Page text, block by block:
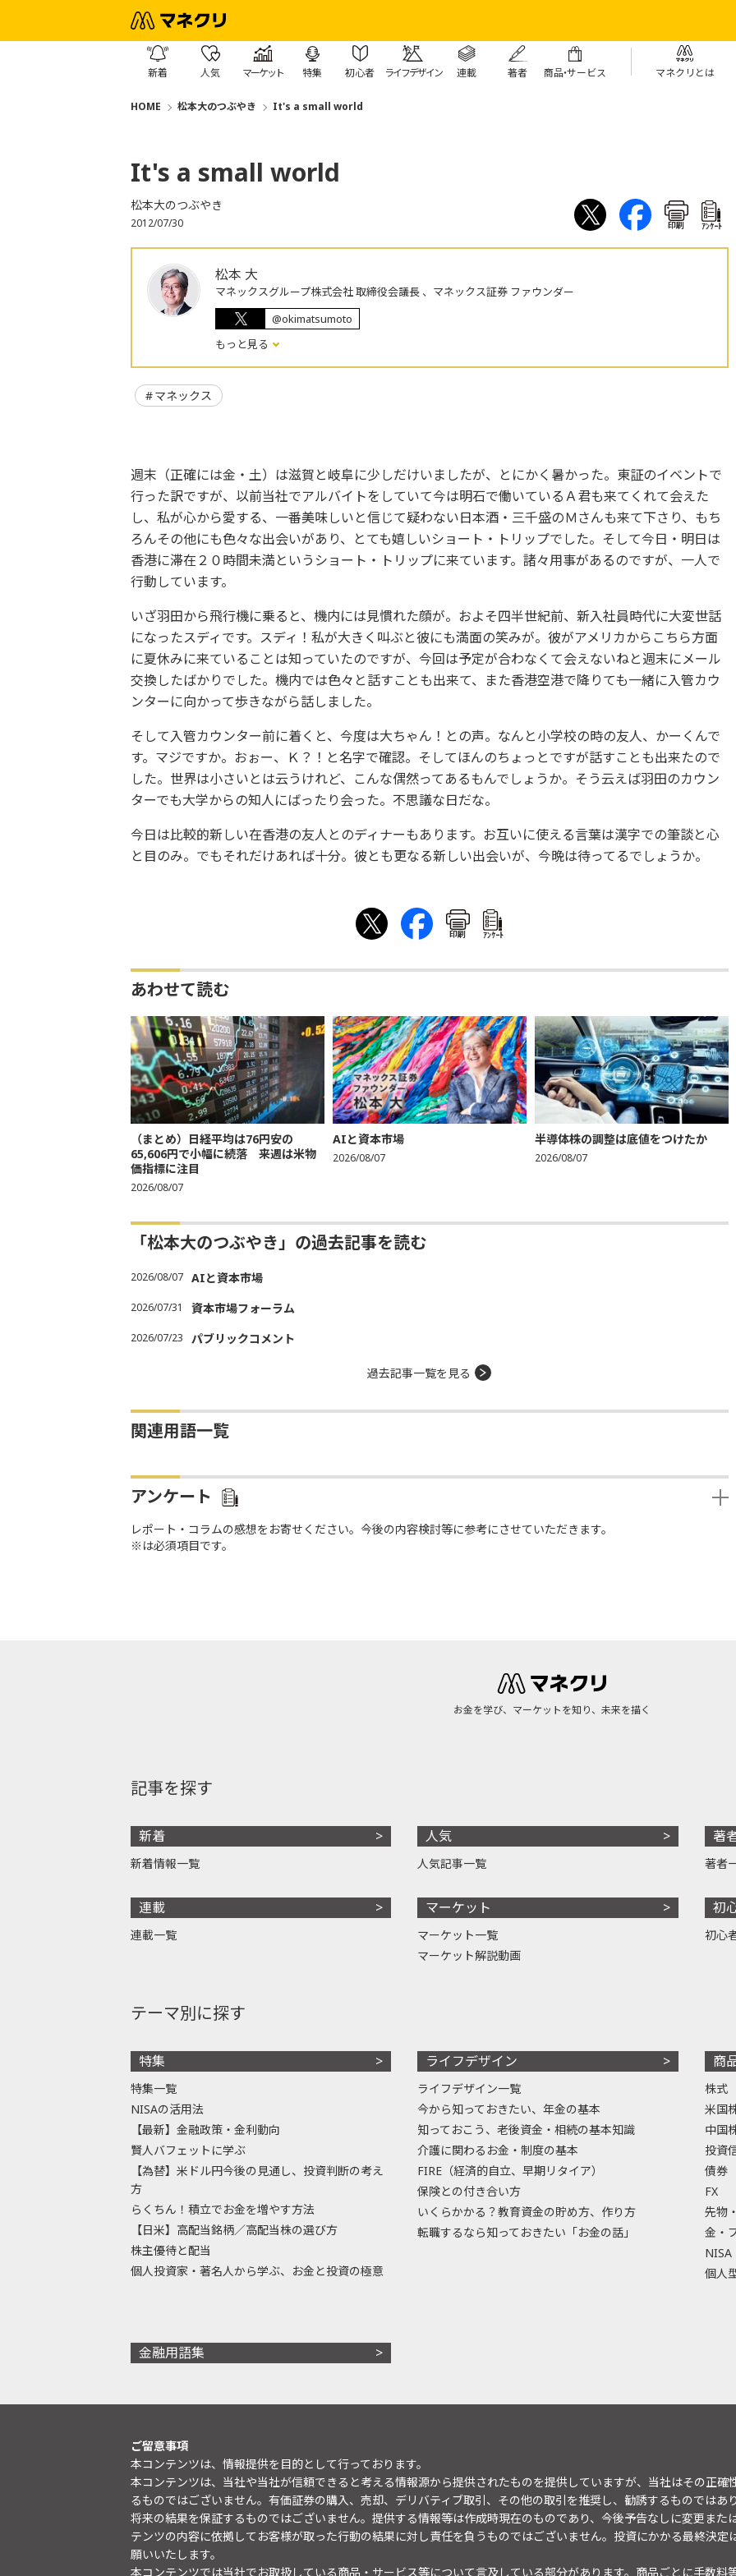
新着 人気 マーケット 特集 初心者 ライフデザイン 連載 著者 商品・サービス マネクリとは
HOME 松本大のつぶやき It's a small world
It's a small world
松本大のつぶやき
2012/07/30 印刷 ｱﾝｹｰﾄ
松本 大
マネックスグループ株式会社 取締役会議長 、マネックス証券 ファウンダー
@okimatsumoto
もっと見る
マネックス
週末（正確には金・土）は滋賀と岐阜に少しだけいましたが、とにかく暑かった。東証のイベントで
行った訳ですが、以前当社でアルバイトをしていて今は明石で働いているＡ君も来てくれて会えた
し、私が心から愛する、一番美味しいと信じて疑わない日本酒・三千盛のＭさんも来て下さり、もち
ろんその他にも色々な出会いがあり、とても嬉しいショート・トリップでした。そして今日・明日は
香港に滞在２０時間未満というショート・トリップに来ています。諸々用事があるのですが、一人で
行動しています。
いざ羽田から飛行機に乗ると、機内には見慣れた顔が。およそ四半世紀前、新入社員時代に大変世話
になったスディです。スディ！私が大きく叫ぶと彼にも満面の笑みが。彼がアメリカからこちら方面
に夏休みに来ていることは知っていたのですが、今回は予定が合わなくて会えないねと週末にメール
交換したばかりでした。機内では色々と話すことも出来て、また香港空港で降りても一緒に入管カウ
ンターに向かって歩きながら話しました。
そして入管カウンター前に着くと、今度は大ちゃん！との声。なんと小学校の時の友人、かーくんで
す。マジですか。おぉー、Ｋ？！と名字で確認。そしてほんのちょっとですが話すことも出来たので
した。世界は小さいとは云うけれど、こんな偶然ってあるもんでしょうか。そう云えば羽田のカウン
ターでも大学からの知人にばったり会った。不思議な日だな。
今日は比較的新しい在香港の友人とのディナーもあります。お互いに使える言葉は漢字での筆談と心
と目のみ。でもそれだけあれば十分。彼とも更なる新しい出会いが、今晩は待ってるでしょうか。
印刷 ｱﾝｹｰﾄ
あわせて読む
（まとめ）日経平均は76円安の
65,606円で小幅に続落 来週は米物
価指標に注目
2026/08/07
AIと資本市場
2026/08/07
半導体株の調整は底値をつけたか
2026/08/07
「松本大のつぶやき」の過去記事を読む
2026/08/07 AIと資本市場
2026/07/31 資本市場フォーラム
2026/07/23 パブリックコメント
過去記事一覧を見る
関連用語一覧
アンケート
レポート・コラムの感想をお寄せください。今後の内容検討等に参考にさせていただきます。
※は必須項目です。
お金を学び、マーケットを知り、未来を描く
記事を探す
新着
新着情報一覧
連載
連載一覧
人気
人気記事一覧
マーケット
マーケット一覧
マーケット解説動画
著
著者
初
初心
テーマ別に探す
特集
特集一覧
NISAの活用法
【最新】金融政策・金利動向
賢人バフェットに学ぶ
【為替】米ドル円今後の見通し、投資判断の考え
方
らくちん！積立でお金を増やす方法
【日米】高配当銘柄／高配当株の選び方
株主優待と配当
個人投資家・著名人から学ぶ、お金と投資の極意
ライフデザイン
ライフデザイン一覧
今から知っておきたい、年金の基本
知っておこう、老後資金・相続の基本知識
介護に関わるお金・制度の基本
FIRE（経済的自立、早期リタイア）
保険との付き合い方
いくらかかる？教育資金の貯め方、作り方
転職するなら知っておきたい「お金の話」
商
株式
米国
中国
投資
債券
FX
先物
金・
NISA
個人
金融用語集
ご留意事項
本コンテンツは、情報提供を目的として行っております。
本コンテンツは、当社や当社が信頼できると考える情報源から提供されたものを提供していますが、当社はその正
るものではございません。有価証券の購入、売却、デリバティブ取引、その他の取引を推奨し、勧誘するものでは
将来の結果を保証するものではございません。提供する情報等は作成時現在のものであり、今後予告なしに変更また
テンツの内容に依拠してお客様が取った行動の結果に対し責任を負うものではございません。投資にかかる最終決
願いいたします。
本コンテンツでは当社でお取扱している商品・サービス等について言及している部分があります。商品ごとに手数料